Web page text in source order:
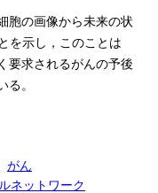
胞の画像から未来の状
を示し，このことは
要求されるがんの予後
る。
がん
ネットワーク